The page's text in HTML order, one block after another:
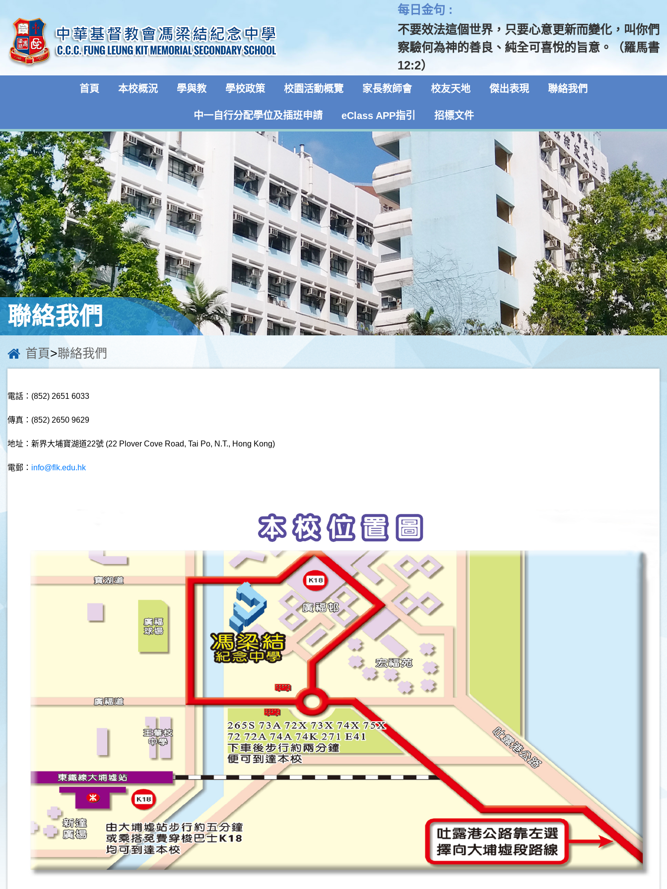
每日金句 :
不要效法這個世界，只要心意更新而變化，叫你們
察驗何為神的善良、純全可喜悅的旨意。（羅馬書
12:2）
首頁 本校概況 學與教 學校政策 校園活動概覽 家長教師會 校友天地 傑出表現 聯絡我們
中一自行分配學位及插班申請 eClass APP指引 招標文件
聯絡我們
首頁>聯絡我們
電話：(852) 2651 6033
傳真：(852) 2650 9629
地址：新界大埔寶湖道22號 (22 Plover Cove Road, Tai Po, N.T., Hong Kong)
電郵： info@flk.edu.hk